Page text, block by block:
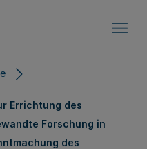
Errichtung des
Forschung in
des